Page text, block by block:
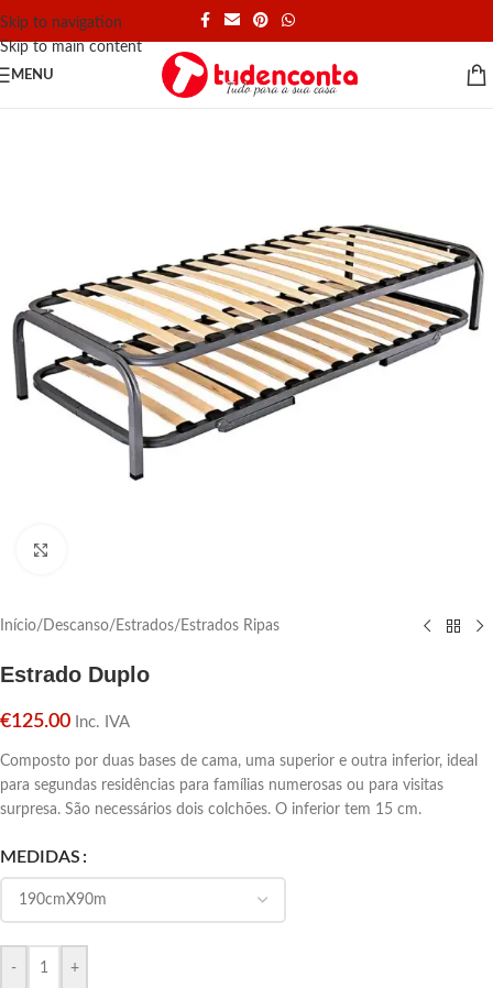
Skip to navigation
Skip to main content
MENU
Início/ Descanso/ Estrados/ Estrados Ripas
Estrado Duplo
€125.00 Inc. IVA
Composto por duas bases de cama, uma superior e outra inferior, ideal
para segundas residências para famílias numerosas ou para visitas
surpresa. São necessários dois colchões. O inferior tem 15 cm.
MEDIDAS
- +